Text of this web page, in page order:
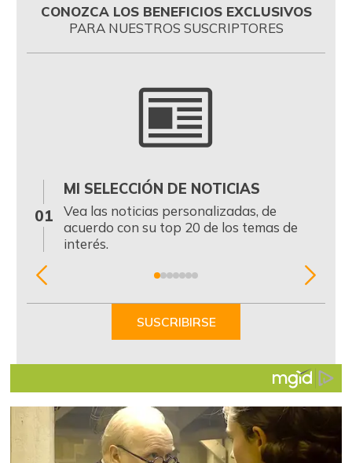
CONOZCA LOS BENEFICIOS EXCLUSIVOS
PARA NUESTROS SUSCRIPTORES
01
MI SELECCIÓN DE NOTICIAS
Vea las noticias personalizadas, de
acuerdo con su top 20 de los temas de
interés.
Item
SUSCRIBIRSE